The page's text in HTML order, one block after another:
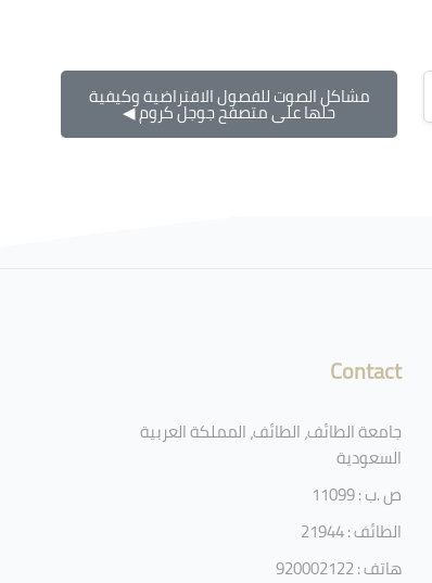
مشاكل الصوت للفصول الافتراضية وكيفية
حلها على متصفح جوجل كروم ◀︎
Contact
جامعة الطائف، الطائف، المملكة العربية
السعودية
ص .ب : 11099
الطائف : 21944
هاتف : 920002122